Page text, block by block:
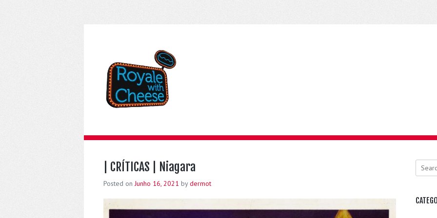
| CRÍTICAS | Niagara
Posted onJunho 16, 2021 bydermot
Search